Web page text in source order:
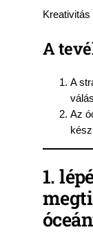
Kreativitás
A
A
válás
Az
1.